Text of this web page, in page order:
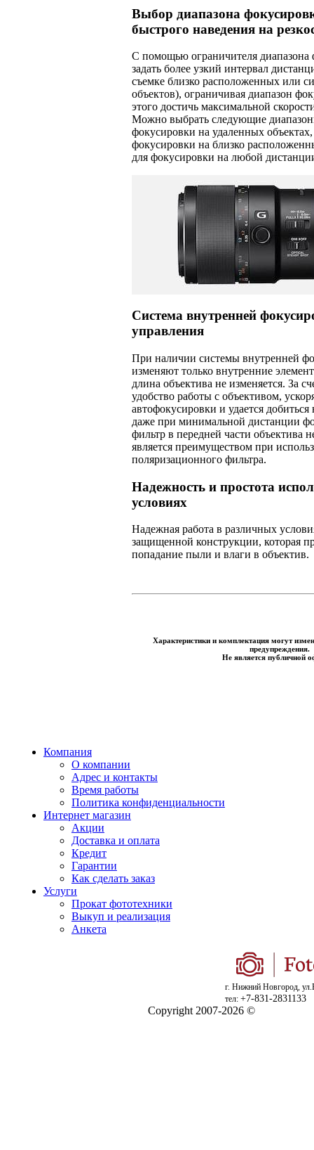
Выбор диапазона
быстрого наведения на
С помощью ограничителя
задать более узкий интервал
съемке близко расположенных или
объектов), ограничивая диапазон
этого достичь максимальной
Можно выбрать следующие
фокусировки на удаленных
фокусировки на близко
для фокусировки на любой
Система внутренней
управления
При наличии системы внутренней
изменяют только внутренние
длина объектива не изменяется. За
удобство работы с объективом,
автофокусировки и удается добиться
даже при минимальной дистанции
фильтр в передней части объектива
является преимуществом при
поляризационного фильтра.
Надежность и простота
условиях
Надежная работа в различных
защищенной конструкции, которая
попадание пыли и влаги в объектив.
Характеристики и комплектация могут
предупреждения.
Не является публичной
Компания
О компании
Адрес и контакты
Время работы
Политика конфиденциальности
Интернет магазин
Акции
Доставка и оплата
Кредит
Гарантии
Как сделать заказ
Услуги
Прокат фототехники
Выкуп и реализация
Анкета
г. Нижний Новгород,
тел: +7-831-2831133
Copyright 2007-2026 ©